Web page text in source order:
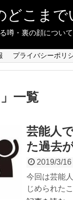
どこま
噂・裏の顔につい
プライバシーポリ
」 一覧
芸能人
た過去
2019/3/16
今回は芸能
じめられた